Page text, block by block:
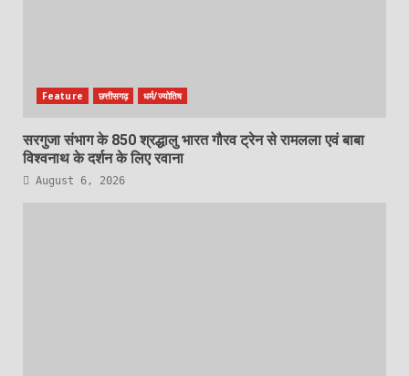
Feature छत्तीसगढ़ धर्म/ज्योतिष
सरगुजा संभाग के 850 श्रद्धालु भारत गौरव ट्रेन से रामलला एवं बाबा
विश्वनाथ के दर्शन के लिए रवाना
August 6, 2026